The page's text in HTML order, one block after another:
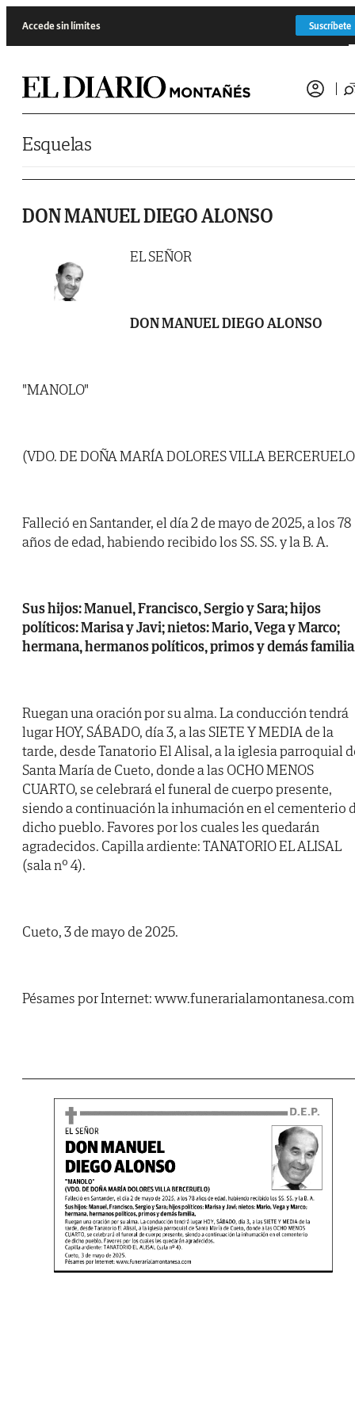
Accede sin límites Suscríbete
Esquelas
DON MANUEL DIEGO ALONSO
EL SEÑOR
DON MANUEL DIEGO ALONSO
"MANOLO"
(VDO. DE DOÑA MARÍA DOLORES VILLA
Falleció en Santander, el día 2 de mayo de 2025, a los 78
años de edad, habiendo recibido los SS. SS. y la B. A.
Sus hijos: Manuel, Francisco, Sergio y Sara; hijos
políticos: Marisa y Javi; nietos: Mario, Vega y Marco;
hermana, hermanos políticos, primos y demás
Ruegan una oración por su alma. La conducción tendrá
lugar HOY, SÁBADO, día 3, a las SIETE Y MEDIA de la
tarde, desde Tanatorio El Alisal, a la iglesia parroquial
Santa María de Cueto, donde a las OCHO MENOS
CUARTO, se celebrará el funeral de cuerpo presente,
siendo a continuación la inhumación en el cementerio
dicho pueblo. Favores por los cuales les quedarán
agradecidos. Capilla ardiente: TANATORIO EL ALISAL
(sala nº 4).
Cueto, 3 de mayo de 2025.
Pésames por Internet: www.funerarialamontanesa.com